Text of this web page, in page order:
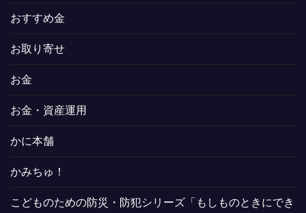
おすすめ金
お取り寄せ
お金
お金・資産運用
かに本舗
かみちゅ！
こどものための防災・防犯シリーズ「もしものときにでき